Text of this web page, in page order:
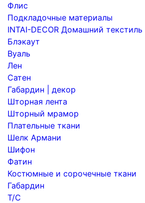
Флис
Подкладочные материалы
INTAI-DECOR Домашний текстиль
Блэкаут
Вуаль
Лен
Сатен
Габардин | декор
Шторная лента
Шторный мрамор
Плательные ткани
Шелк Армани
Шифон
Фатин
Костюмные и сорочечные ткани
Габардин
Т/С